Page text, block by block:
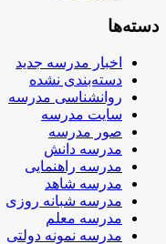
دسته‌ها
اخبار مدرسه جدید
دسته‌بندی نشده
روانشناسی مدرسه
سایت مدرسه
صور مدرسه
مدرسه دانش
مدرسه راهنمایی
مدرسه شاهد
مدرسه شبانه روزی
مدرسه معلم
مدرسه نمونه دولتی